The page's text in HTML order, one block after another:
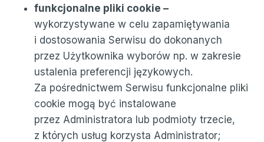
funkcjonalne pliki cookie –
wykorzystywane w celu zapamiętywania
i dostosowania Serwisu do dokonanych
przez Użytkownika wyborów np. w zakresie
ustalenia preferencji językowych.
Za pośrednictwem Serwisu funkcjonalne pliki
cookie mogą być instalowane
przez Administratora lub podmioty trzecie,
z których usług korzysta Administrator;